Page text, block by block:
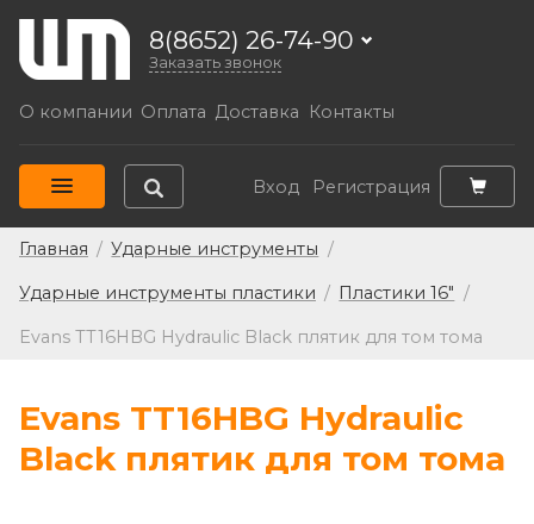
8(8652) 26-74-90
Заказать звонок
О компании Оплата Доставка Контакты
Вход Регистрация
Главная / Ударные инструменты /
Ударные инструменты пластики / Пластики 16" /
Evans TT16HBG Hydraulic Black плятик для том тома
Evans TT16HBG Hydraulic
Black плятик для том тома